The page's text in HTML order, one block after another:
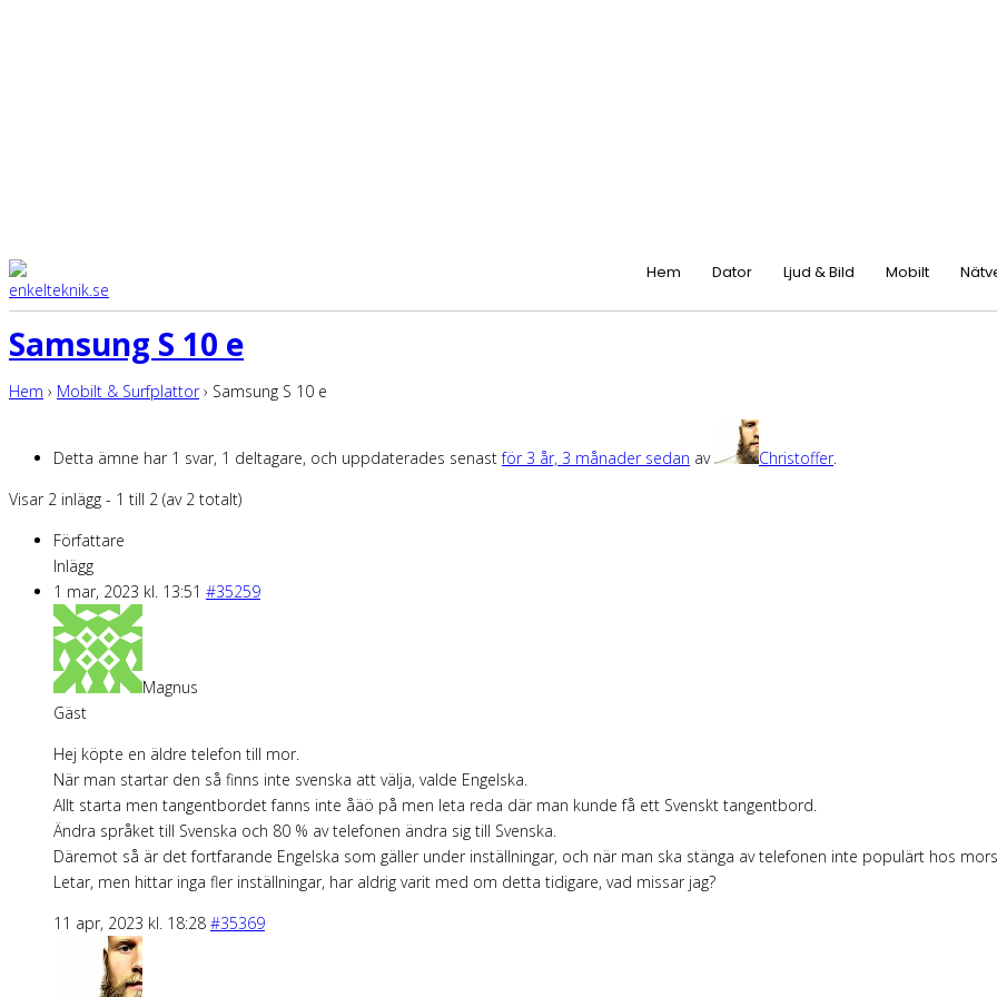
Hem Dator Ljud & Bild Mobilt
Samsung S 10 e
Hem › Mobilt & Surfplattor › Samsung S 10 e
Detta ämne har 1 svar, 1 deltagare, och uppdaterades senastför 3 år, 3 månader sedan av Christoffer.
Visar 2 inlägg - 1 till 2 (av 2 totalt)
Författare
Inlägg
1 mar, 2023 kl. 13:51 #35259
Magnus
Gäst
Hej köpte en äldre telefon till mor.
När man startar den så finns inte svenska att välja, valde Engelska.
Allt starta men tangentbordet fanns inte åäö på men leta reda där man kunde få ett Svenskt tangentbord.
Ändra språket till Svenska och 80 % av telefonen ändra sig till Svenska.
Däremot så är det fortfarande Engelska som gäller under inställningar, och när man ska stänga av telefonen inte populärt hos
Letar, men hittar inga fler inställningar, har aldrig varit med om detta tidigare, vad missar jag?
11 apr, 2023 kl. 18:28 #35369